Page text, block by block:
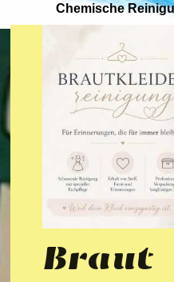
Chemische